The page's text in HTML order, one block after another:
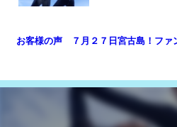
お客様の声 ７月２７日宮古島！ファ